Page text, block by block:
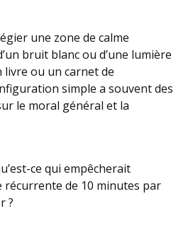
une zone de calme
bruit blanc ou d’une lumière
livre ou un carnet de
simple a souvent des
le moral général et la
ce qui empêcherait
récurrente de 10 minutes par
?